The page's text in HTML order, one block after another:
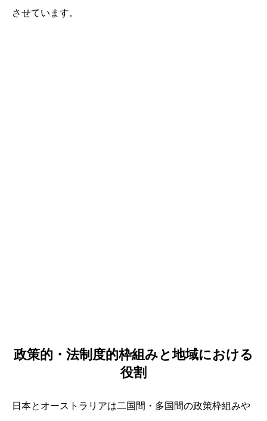
させています。
政策的・法制度的枠組みと地域における
役割
日本とオーストラリアは二国間・多国間の政策枠組みや